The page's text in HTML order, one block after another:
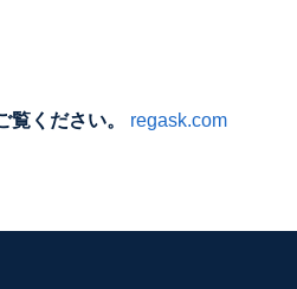
ください。 regask.com